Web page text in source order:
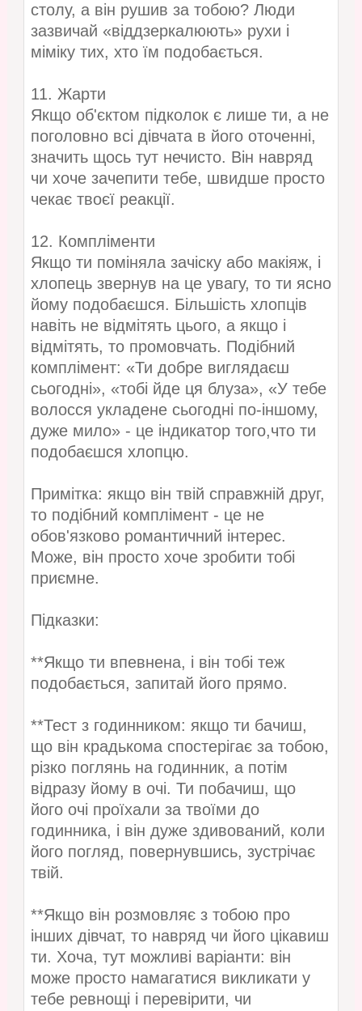
столу, а він рушив за тобою? Люди
зазвичай «віддзеркалюють» рухи і
міміку тих, хто їм подобається.
11. Жарти
Якщо об'єктом підколок є лише ти, а не
поголовно всі дівчата в його оточенні,
значить щось тут нечисто. Він навряд
чи хоче зачепити тебе, швидше просто
чекає твоєї реакції.
12. Компліменти
Якщо ти поміняла зачіску або макіяж, і
хлопець звернув на це увагу, то ти ясно
йому подобаєшся. Більшість хлопців
навіть не відмітять цього, а якщо і
відмітять, то промовчать. Подібний
комплімент: «Ти добре виглядаєш
сьогодні», «тобі йде ця блуза», «У тебе
волосся укладене сьогодні по-іншому,
дуже мило» - це індикатор того,что ти
подобаєшся хлопцю.
Примітка: якщо він твій справжній друг,
то подібний комплімент - це не
обов'язково романтичний інтерес.
Може, він просто хоче зробити тобі
приємне.
Підказки:
**Якщо ти впевнена, і він тобі теж
подобається, запитай його прямо.
**Тест з годинником: якщо ти бачиш,
що він крадькома спостерігає за тобою,
різко поглянь на годинник, а потім
відразу йому в очі. Ти побачиш, що
його очі проїхали за твоїми до
годинника, і він дуже здивований, коли
його погляд, повернувшись, зустрічає
твій.
**Якщо він розмовляє з тобою про
інших дівчат, то навряд чи його цікавиш
ти. Хоча, тут можливі варіанти: він
може просто намагатися викликати у
тебе ревнощі і перевірити, чи